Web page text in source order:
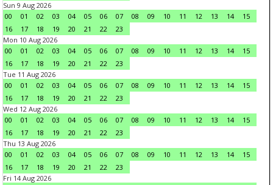
Sun 9 Aug 2026
00
01 02 03 04 05 06 07 08 09 10 11 12 13 14
15
16
17 18 19 20 21 22
23
Mon 10 Aug 2026
00
01 02 03 04 05 06 07 08 09 10 11 12 13 14
15
16
17 18 19 20 21 22
23
Tue 11 Aug 2026
00
01 02 03 04 05 06 07 08 09 10 11 12 13 14
15
16
17 18 19 20 21 22
23
Wed 12 Aug 2026
00
01 02 03 04 05 06 07 08 09 10 11 12 13 14
15
16
17 18 19 20 21 22
23
Thu 13 Aug 2026
00
01 02 03 04 05 06 07 08 09 10 11 12 13 14
15
16
17 18 19 20 21 22
23
Fri 14 Aug 2026